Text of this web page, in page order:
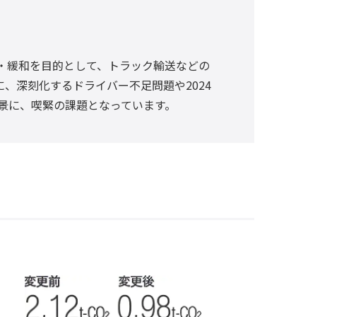
和を目的として、トラック輸送などの
深刻化するドライバー不足問題や2024
、喫緊の課題となっています。